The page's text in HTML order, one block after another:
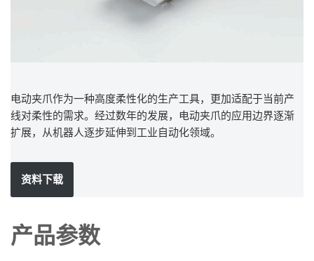
电动夹爪作为一种高度柔性化的生产工具，更加适配于当前产
线对柔性的需求。经过数年的发展，电动夹爪的应用边界逐渐
扩展，从机器人逐步延伸到工业自动化领域。
资料下载
产品参数